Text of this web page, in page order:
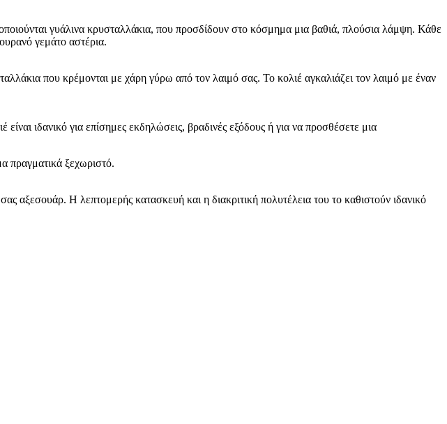
γυάλινα κρυσταλλάκια, που προσδίδουν στο κόσμημα μια βαθιά, πλούσια λάμψη. Κάθε
γεμάτο αστέρια.
που κρέμονται με χάρη γύρω από τον λαιμό σας. Το κολιέ αγκαλιάζει τον λαιμό με έναν
ιδανικό για επίσημες εκδηλώσεις, βραδινές εξόδους ή για να προσθέσετε μια
πραγματικά ξεχωριστό.
αξεσουάρ. Η λεπτομερής κατασκευή και η διακριτική πολυτέλεια του το καθιστούν ιδανικό